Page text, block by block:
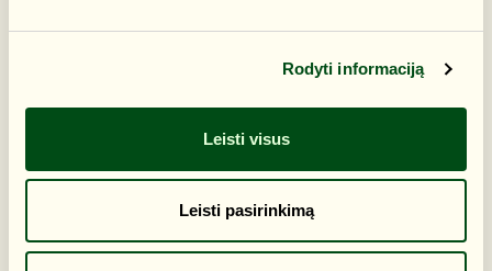
Rodyti informaciją
Leisti visus
Leisti pasirinkimą